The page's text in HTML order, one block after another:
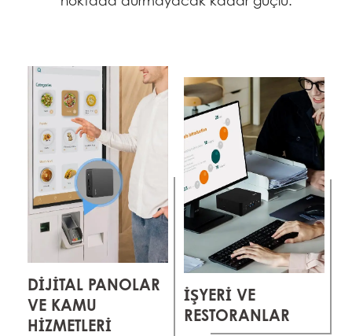
DİJİTAL PANOLAR
VE KAMU
HİZMETLERİ
İŞYERİ VE
RESTORANLAR